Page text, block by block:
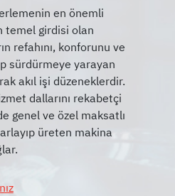
en önemli
temel girdisi olan
refahını, konforunu ve
sürdürmeye yarayan
akıl işi düzeneklerdir.
dallarını rekabetçi
genel ve özel maksatlı
üreten makina